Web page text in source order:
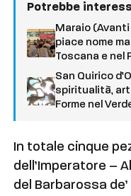
Potrebbe
Maraio (Avanti
piace nome
Toscana e nel
San Quirico
spiritualità,
Forme nel
In totale cinque
dell’Imperatore –
del Barbarossa de’